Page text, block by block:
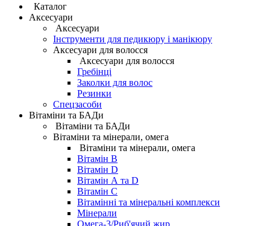
Каталог
Аксесуари
Аксесуари
Інструменти для педикюру і манікюру
Аксесуари для волосся
Аксесуари для волосся
Гребінці
Заколки для волос
Резинки
Спецзасоби
Вітаміни та БАДи
Вітаміни та БАДи
Вітаміни та мінерали, омега
Вітаміни та мінерали, омега
Вітамін B
Вітамін D
Вітамін А та D
Вітамін С
Вітамінні та мінеральні комплекси
Мінерали
Омега-3/Риб'ячий жир